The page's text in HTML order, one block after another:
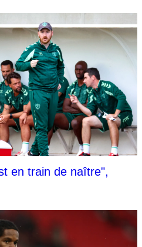
en train de naître",